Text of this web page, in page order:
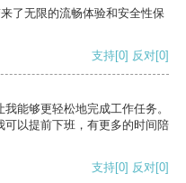
了无限的流畅体验和安全性保
支持[0] 反对[0]
能够更轻松地完成工作任务。
以提前下班，有更多的时间陪
支持[0] 反对[0]